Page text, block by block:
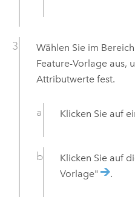
Wählen Sie im Bereich
Feature-Vorlage aus,
Attributwerte fest.
Klicken Sie auf
Klicken Sie auf
Vorlage"
.